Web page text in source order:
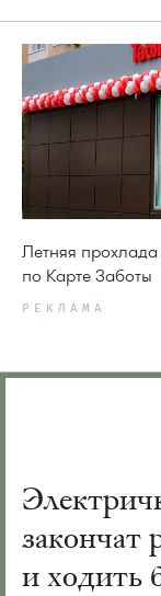
Летняя
по Карте Заботы
РЕКЛАМА
закончат
и ходить